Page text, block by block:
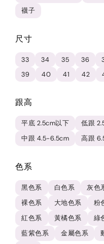
襪子
尺寸
33 34 35 36
39
40 41 42
跟高
平底 2.5cm以下
低跟
中跟 4.5-6.5cm
高跟
色系
黑色系 白色系
灰色
裸色系
大地色系
粉
紅色系
黃橘色系
綠
藍紫色系
金屬色系